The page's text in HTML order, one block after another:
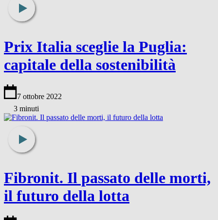
Prix Italia sceglie la Puglia:
capitale della sostenibilità
7 ottobre 2022
3 minuti
Fibronit. Il passato delle morti,
il futuro della lotta